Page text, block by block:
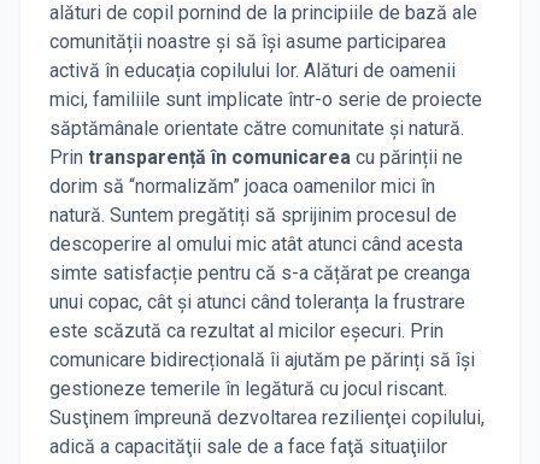
alături de copil pornind de la principiile de bază ale
comunității noastre și să își asume participarea
activă în educația copilului lor. Alături de oamenii
mici, familiile sunt implicate într-o serie de proiecte
săptămânale orientate către comunitate și natură.
Prin transparență în comunicarea cu părinții ne
dorim să “normalizăm” joaca oamenilor mici în
natură. Suntem pregătiți să sprijinim procesul de
descoperire al omului mic atât atunci când acesta
simte satisfacție pentru că s-a cățărat pe creanga
unui copac, cât și atunci când toleranța la frustrare
este scăzută ca rezultat al micilor eșecuri. Prin
comunicare bidirecțională îi ajutăm pe părinți să își
gestioneze temerile în legătură cu jocul riscant.
Susţinem împreună dezvoltarea rezilienţei copilului,
adică a capacităţii sale de a face faţă situaţiilor